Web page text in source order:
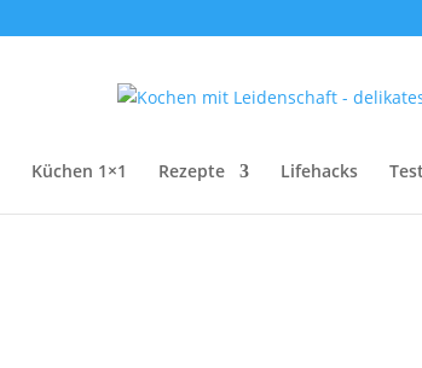
Küchen 1×1 Rezepte Lifehacks